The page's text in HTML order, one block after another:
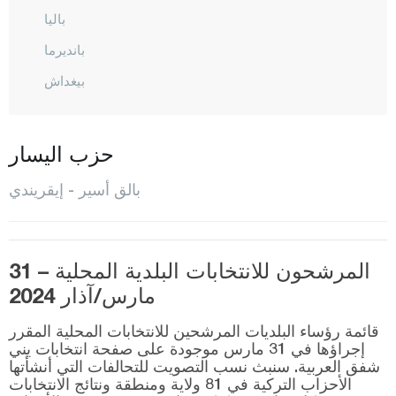
باليا
بانديرما
بيغداش
دورسون بيه
إيرديك
غونان
حافران
إيقريندي
كاراإيسي
حزب اليسار
بالق أسير - إيقريندي
المرشحون للانتخابات البلدية المحلية – 31
مارس/آذار 2024
قائمة رؤساء البلديات المرشحين للانتخابات المحلية المقرر
إجراؤها في 31 مارس موجودة على صفحة انتخابات يني
شفق العربية. سنبث نسب التصويت للتحالفات التي أنشأتها
الأحزاب التركية في 81 ولاية ومنطقة ونتائج الانتخابات